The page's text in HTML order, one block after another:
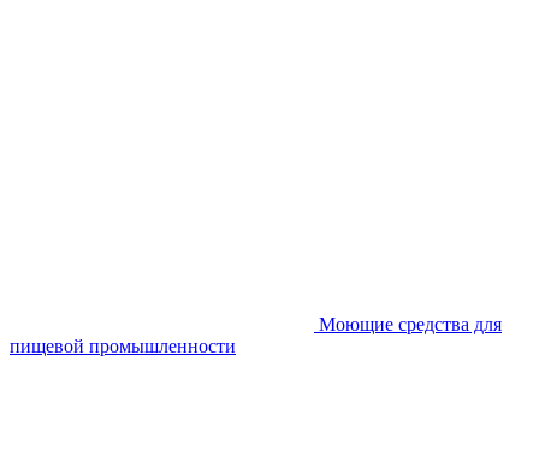
Моющие средства для
пищевой промышленности